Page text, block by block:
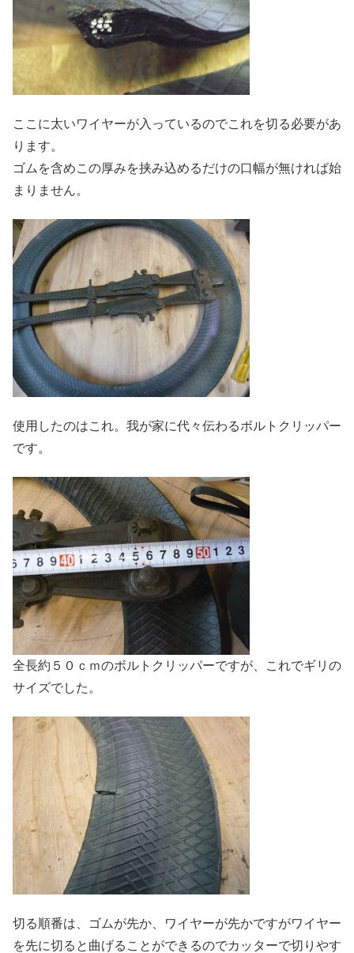
ここに太いワイヤーが入っているのでこれを切る必要があ
ります。
ゴムを含めこの厚みを挟み込めるだけの口幅が無ければ始
まりません。
使用したのはこれ。我が家に代々伝わるボルトクリッパー
です。
全長約５０ｃｍのボルトクリッパーですが、これでギリの
サイズでした。
切る順番は、ゴムが先か、ワイヤーが先かですがワイヤー
を先に切ると曲げることができるのでカッターで切りやす